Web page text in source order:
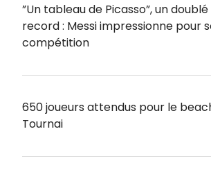
”Un tableau de Picasso”, un
record : Messi impressionne pour
compétition
650 joueurs attendus pour le
Tournai